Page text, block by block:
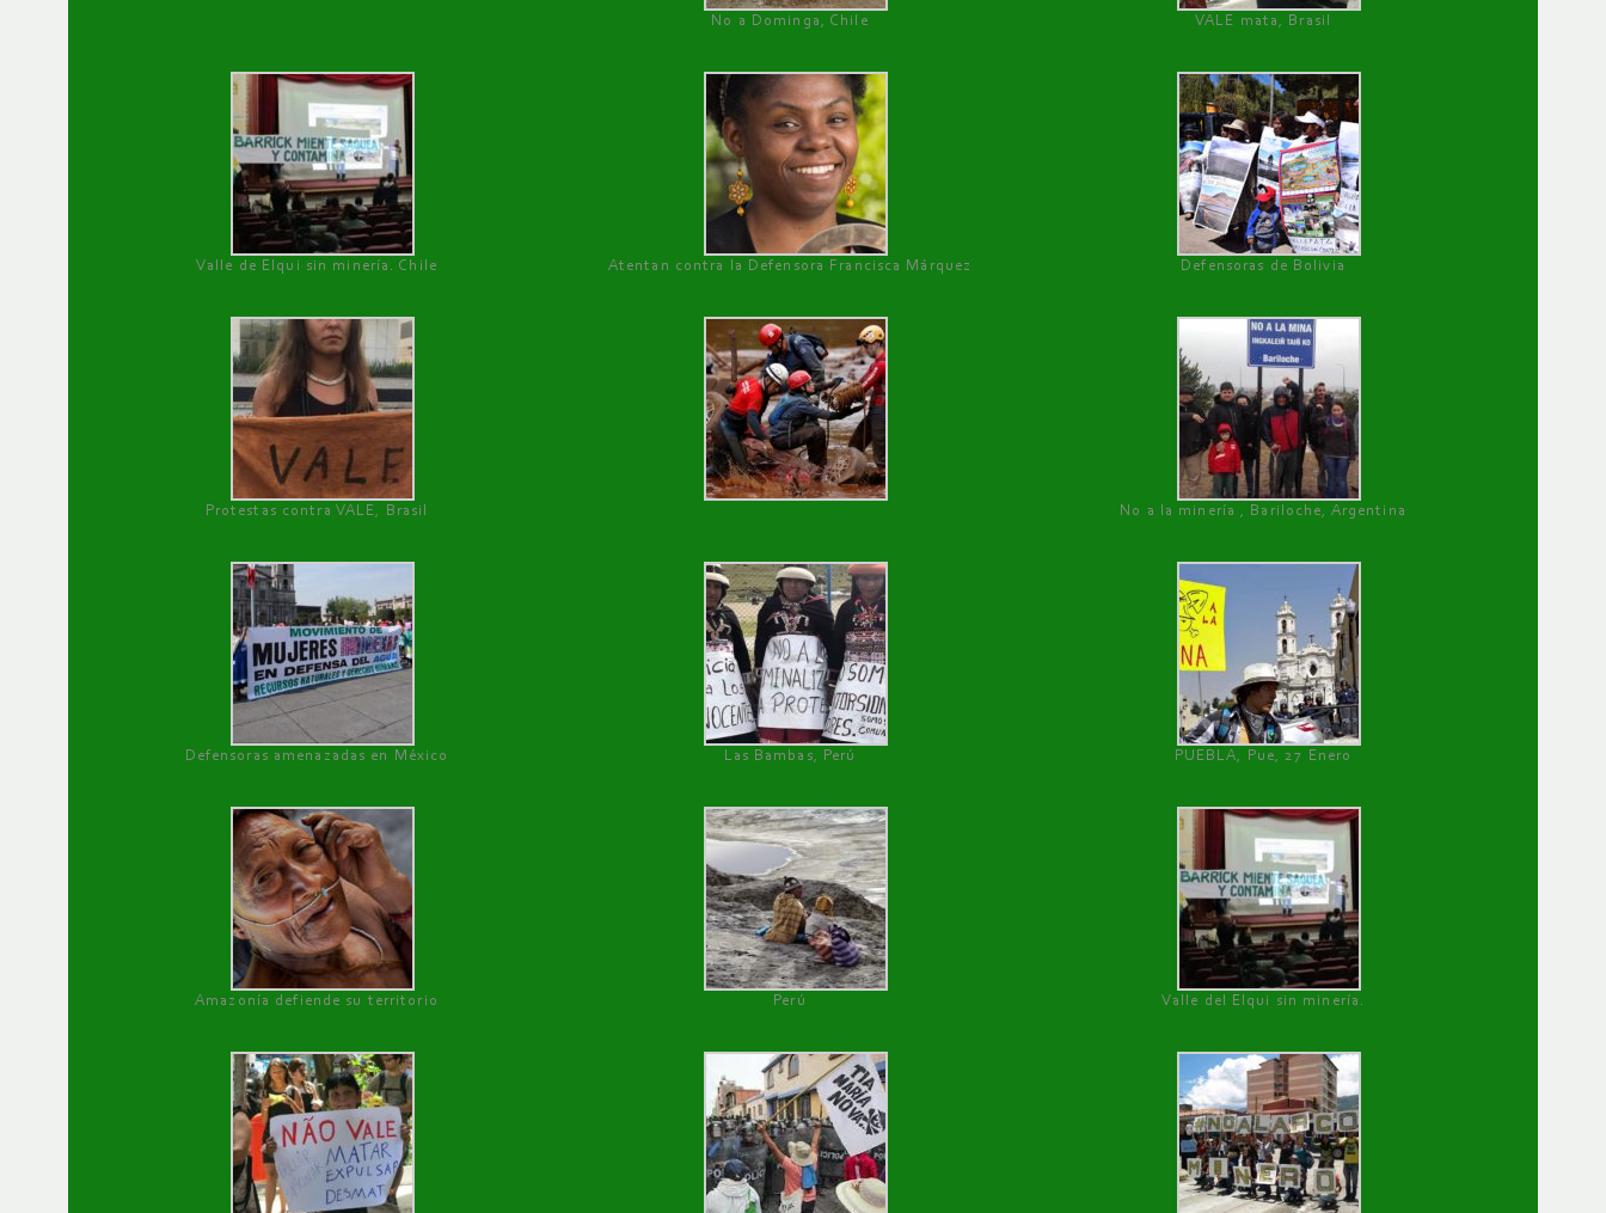
No a Dominga, Chile
VALE mata, Brasil
Valle de Elqui sin minería. Chile Atentan contra la Defensora Francisca Márquez Defensoras de Bolivia
Protestas contra VALE, Brasil No a la minería , Bariloche, Argentina
Defensoras amenazadas en México Las Bambas, Perú PUEBLA, Pue, 27 Enero
Amazonía defiende su territorio Perú Valle del Elqui sin minería.